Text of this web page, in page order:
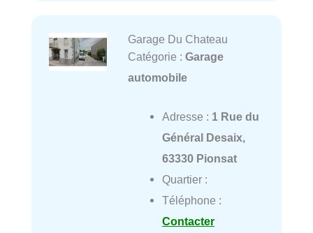
Garage Du Chateau
Catégorie : Garage
automobile
Adresse : 1 Rue du
Général Desaix,
63330 Pionsat
Quartier :
Téléphone :
Contacter